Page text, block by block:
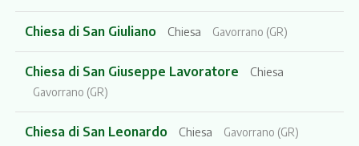
Chiesa di San Giuliano Chiesa Gavorrano (GR)
Chiesa di San Giuseppe Lavoratore Chiesa
Gavorrano (GR)
Chiesa di San Leonardo Chiesa Gavorrano (GR)